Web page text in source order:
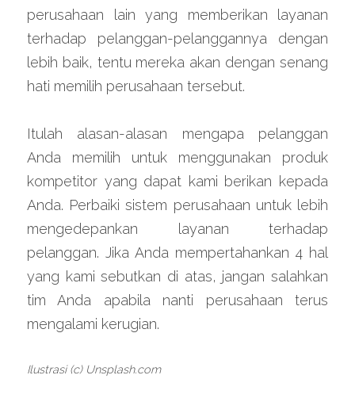
perusahaan lain yang memberikan layanan
terhadap pelanggan-pelanggannya dengan
lebih baik, tentu mereka akan dengan senang
hati memilih perusahaan tersebut.
Itulah alasan-alasan mengapa pelanggan
Anda memilih untuk menggunakan produk
kompetitor yang dapat kami berikan kepada
Anda. Perbaiki sistem perusahaan untuk lebih
mengedepankan layanan terhadap
pelanggan. Jika Anda mempertahankan 4 hal
yang kami sebutkan di atas, jangan salahkan
tim Anda apabila nanti perusahaan terus
mengalami kerugian.
Ilustrasi (c) Unsplash.com